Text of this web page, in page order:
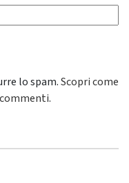
lo spam.Scopri come
.